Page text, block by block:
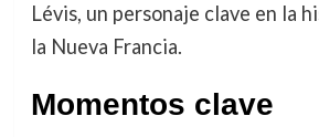
Lévis, un personaje clave en la
la Nueva Francia.
Momentos clave